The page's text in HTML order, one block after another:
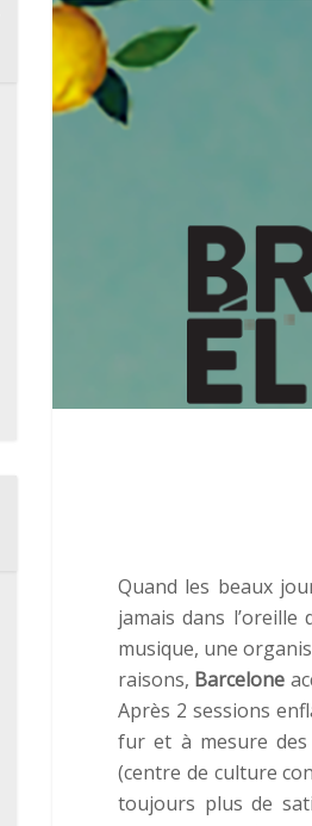
Quand les beaux
jamais dans l’oreille
musique, une
raisons, Barcelone
Après 2 sessions
fur et à mesure des
(centre de culture
toujours plus de